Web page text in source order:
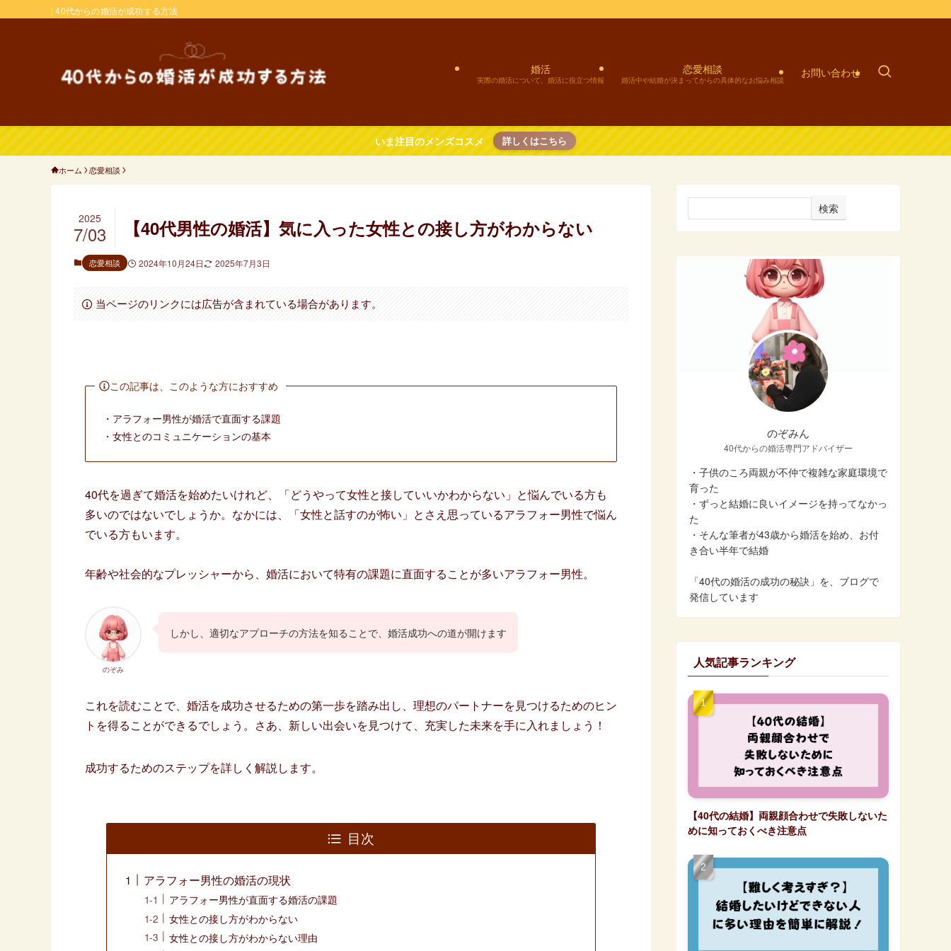
| 40代からの婚活が成功する方法
婚活
実際の婚活について、婚活に役立つ情報
恋愛相談
婚活中や結婚が決まってからの具体的なお悩み相談
お問い合わせ
いま注目のメンズコスメ 詳しくはこちら
ホーム 恋愛相談
【40代男性の婚活】気に入った女性との接し方がわからない
2025
7/03
恋愛相談 2024年10月24日 2025年7月3日
当ページのリンクには広告が含まれている場合があります。
この記事は、このような方におすすめ
・アラフォー男性が婚活で直面する課題
・女性とのコミュニケーションの基本
40代を過ぎて婚活を始めたいけれど、「どうやって女性と接していいかわからない」と悩んでいる方も
多いのではないでしょうか。なかには、「女性と話すのが怖い」とさえ思っているアラフォー男性で悩ん
でいる方もいます。
年齢や社会的なプレッシャーから、婚活において特有の課題に直面することが多いアラフォー男性。
のぞみ
しかし、適切なアプローチの方法を知ることで、婚活成功への道が開けます
これを読むことで、婚活を成功させるための第一歩を踏み出し、理想のパートナーを見つけるためのヒン
トを得ることができるでしょう。さあ、新しい出会いを見つけて、充実した未来を手に入れましょう！
成功するためのステップを詳しく解説します。
目次
アラフォー男性の婚活の現状
アラフォー男性が直面する婚活の課題
女性との接し方がわからない
女性との接し方がわからない理由
検索
のぞみん
40代からの婚活専門アドバイザー
・子供のころ両親が不仲で複雑な家庭環境で
育った
・ずっと結婚に良いイメージを持ってなかっ
た
・そんな筆者が43歳から婚活を始め、お付
き合い半年で結婚
「40代の婚活の成功の秘訣」を、ブログで
発信しています
人気記事ランキング
【40代の結婚】両親顔合わせで失敗しないた
めに知っておくべき注意点